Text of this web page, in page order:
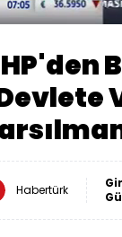
Sesi
Aç
Habertürk